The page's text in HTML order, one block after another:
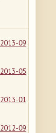
2013-09
2013-05
2013-01
2012-09